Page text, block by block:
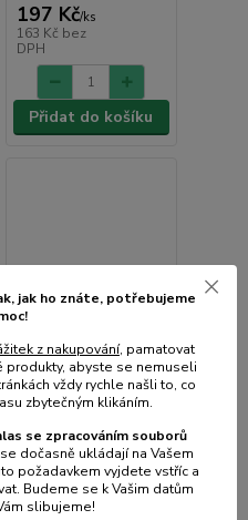
197 Kč/ks
163 Kč bez
DPH
Přidat do košíku
Podložka d32cm pod
jak ho znáte, potřebujeme
z nakupování, pamatovat
produkty, abyste se nemuseli
vždy rychle našli to, co
zbytečným klikáním.
se zpracováním souborů
dočasně ukládají na Vašem
požadavkem vyjdete vstříc a
Budeme se k Vašim datům
slibujeme!